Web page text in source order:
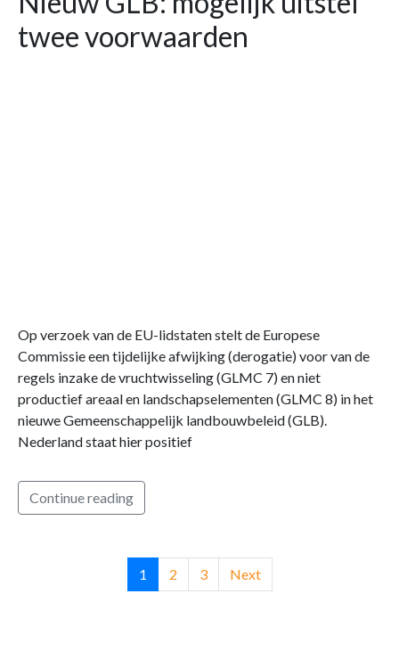
twee voorwaarden
Op verzoek van de EU-lidstaten stelt de Europese
Commissie een tijdelijke afwijking (derogatie) voor van de
regels inzake de vruchtwisseling (GLMC 7) en niet
productief areaal en landschapselementen (GLMC 8) in het
nieuwe Gemeenschappelijk landbouwbeleid (GLB).
Nederland staat hier positief
Continue reading
1 2 3 Next